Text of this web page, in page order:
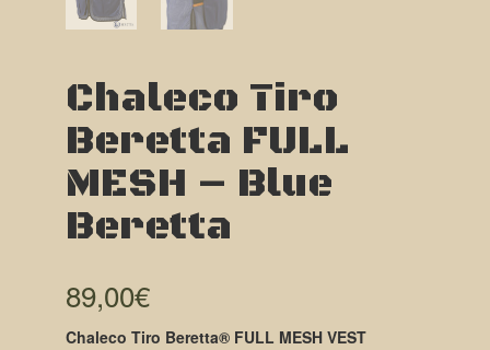
Chaleco Tiro
Beretta FULL
MESH – Blue
Beretta
89,00€
Chaleco Tiro Beretta® FULL MESH VEST